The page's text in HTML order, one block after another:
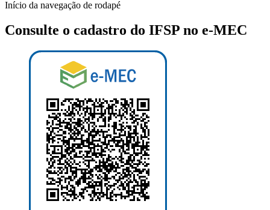
Início da navegação de rodapé
Consulte o cadastro do IFSP no e-MEC